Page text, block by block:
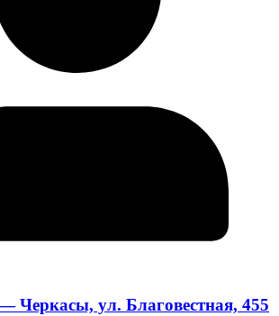
Черкасы, ул. Благовестная, 455